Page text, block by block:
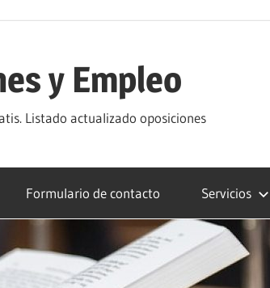
y Empleo
Listado actualizado oposiciones
Formulario de contacto Servicios